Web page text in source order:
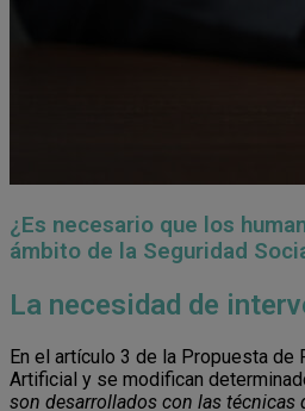
¿Es necesario que los
ámbito de la Seguridad
La necesidad de
En el artículo 3 de la Propuesta
Artificial y se modifican
son desarrollados con las técnicas